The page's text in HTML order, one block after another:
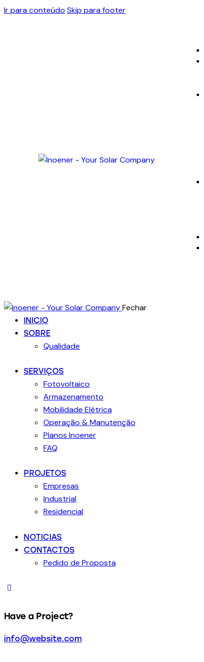
Ir para conteúdo Skip para footer
Fechar
INICIO
SOBRE
Qualidade
SERVIÇOS
Fotovoltaico
Armazenamento
Mobilidade Elétrica
Operação & Manutenção
Planos Inoener
FAQ
PROJETOS
Empresas
Industrial
Residencial
NOTICIAS
CONTACTOS
Pedido de Proposta
Have a Project?
info@website.com